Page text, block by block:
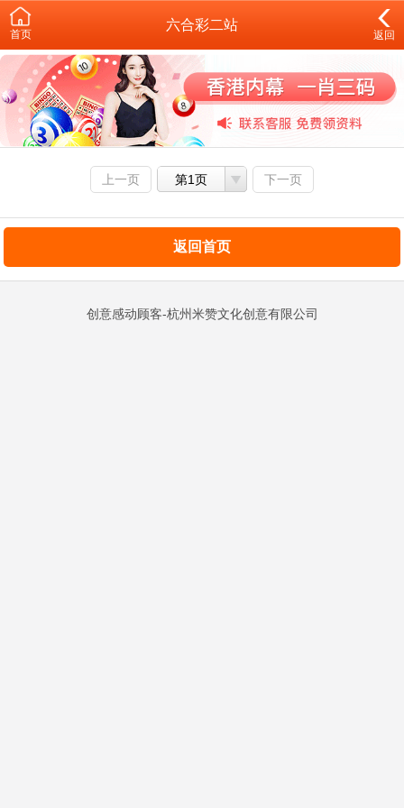
首页
六合彩二站
返回
上一页 第1页 下一页
返回首页
创意感动顾客-杭州米赞文化创意有限公司